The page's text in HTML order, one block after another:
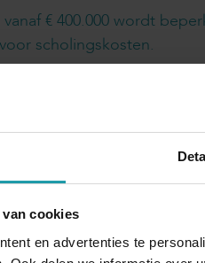
cookies
en advertenties te
€ 400.000 wordt
scholingskosten.
op de hoogte